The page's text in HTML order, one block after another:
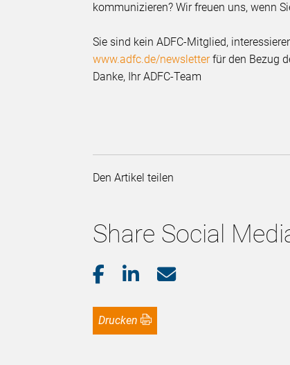
kommunizieren? Wir freuen uns, wenn
Sie sind kein ADFC-Mitglied,
www.adfc.de/newsletterfür den Bezug
Danke, Ihr ADFC-Team
Den Artikel teilen
Share Social
Drucken